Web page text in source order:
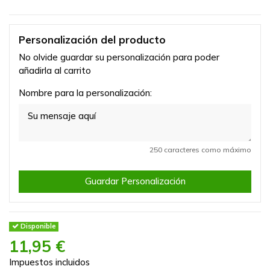
Personalización del producto
No olvide guardar su personalización para poder
añadirla al carrito
Nombre para la personalización:
250 caracteres como máximo
Guardar Personalización
Disponible
11,95 €
Impuestos incluidos